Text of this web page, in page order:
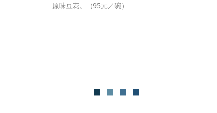
原味豆花。（95元／碗）